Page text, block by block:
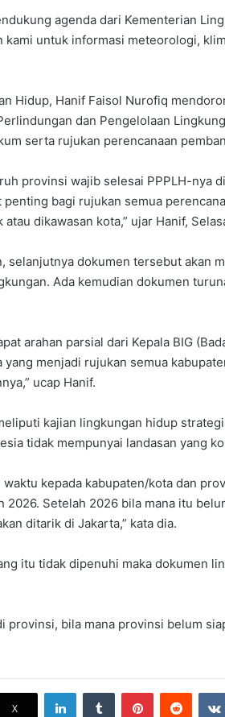
agenda dari Kementerian
untuk informasi meteorologi,
Hidup, Hanif Faisol Nurofiq
dan Pengelolaan
serta rujukan perencanaan
provinsi wajib selesai PPPLH-nya
bagi rujukan semua
dikawasan kota,” ujar Hanif,
selanjutnya dokumen tersebut akan
Ada kemudian dokumen
arahan parsial dari Kepala BIG
yang menjadi rujukan semua
ucap Hanif.
kajian lingkungan hidup
tidak mempunyai landasan yang
kepada kabupaten/kota dan
2026. Setelah 2026 bila mana itu
ditarik di Jakarta,” kata dia.
itu tidak dipenuhi maka dokumen
provinsi, bila mana provinsi belum
X
LinkedInTumblr PinterestReddit